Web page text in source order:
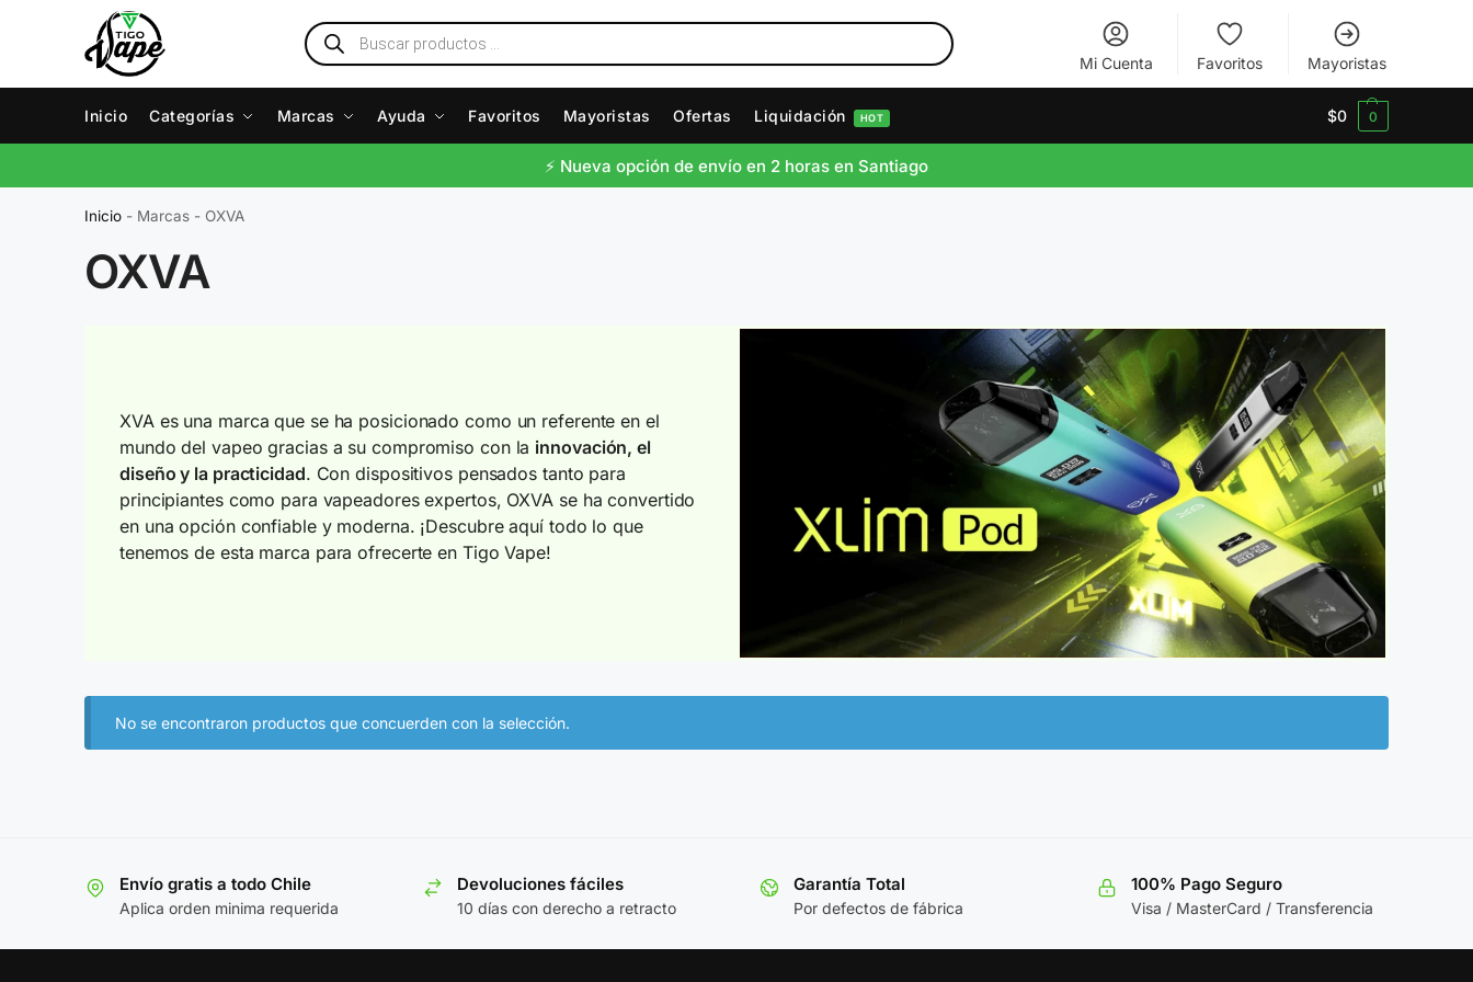
Mi Cuenta Favoritos Mayoristas
Inicio Categorías Marcas Ayuda Favoritos Mayoristas Ofertas Liquidación HOT $0 0
⚡️ Nueva opción de envío en 2 horas en Santiago
Inicio - Marcas - OXVA
OXVA
XVA es una marca que se ha posicionado como un referente en el
mundo del vapeo gracias a su compromiso con la innovación, el
diseño y la practicidad. Con dispositivos pensados tanto para
principiantes como para vapeadores expertos, OXVA se ha convertido
en una opción confiable y moderna. ¡Descubre aquí todo lo que
tenemos de esta marca para ofrecerte en Tigo Vape!
No se encontraron productos que concuerden con la selección.
Envío gratis a todo Chile
Aplica orden minima requerida
Devoluciones fáciles
10 días con derecho a retracto
Garantía Total
Por defectos de fábrica
100% Pago Seguro
Visa / MasterCard / Transferencia